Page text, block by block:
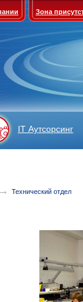
Зона
IT Аутсорсинг
→ Технический отдел